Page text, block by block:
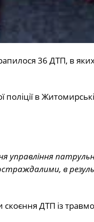
36 ДТП, в
в
управління
в
ДТП із